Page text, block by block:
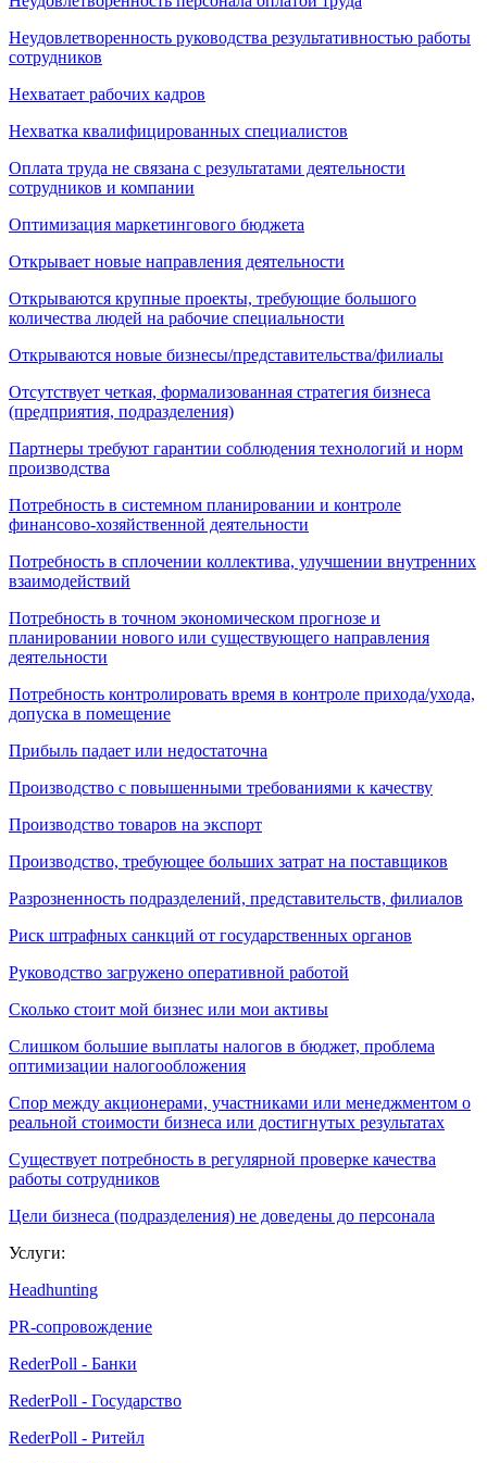
Неудовлетворенность руководства результативностью работы
сотрудников
Нехватает рабочих кадров
Нехватка квалифицированных специалистов
Оплата труда не связана с результатами деятельности
сотрудников и компании
Оптимизация маркетингового бюджета
Открывает новые направления деятельности
Открываются крупные проекты, требующие большого
количества людей на рабочие специальности
Открываются новые бизнесы/представительства/филиалы
Отсутствует четкая, формализованная стратегия бизнеса
(предприятия, подразделения)
Партнеры требуют гарантии соблюдения технологий и норм
производства
Потребность в системном планировании и контроле
финансово-хозяйственной деятельности
Потребность в сплочении коллектива, улучшении внутренних
взаимодействий
Потребность в точном экономическом прогнозе и
планировании нового или существующего направления
деятельности
Потребность контролировать время в контроле прихода/ухода,
допуска в помещение
Прибыль падает или недостаточна
Производство с повышенными требованиями к качеству
Производство товаров на экспорт
Производство, требующее больших затрат на поставщиков
Разрозненность подразделений, представительств, филиалов
Риск штрафных санкций от государственных органов
Руководство загружено оперативной работой
Сколько стоит мой бизнес или мои активы
Слишком большие выплаты налогов в бюджет, проблема
оптимизации налогообложения
Спор между акционерами, участниками или менеджментом о
реальной стоимости бизнеса или достигнутых результатах
Существует потребность в регулярной проверке качества
работы сотрудников
Цели бизнеса (подразделения) не доведены до персонала
Услуги:
Headhunting
PR-сопровождение
RederPoll - Банки
RederPoll - Государство
RederPoll - Ритейл